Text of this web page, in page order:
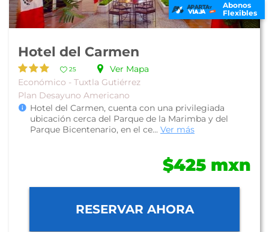
Abonos
Flexibles
Hotel del Carmen
25
Ver Mapa
Económico - Tuxtla Gutiérrez
Plan Desayuno Americano
Hotel del Carmen, cuenta con una privilegiada
ubicación cerca del Parque de la Marimba y del
Parque Bicentenario, en el ce... Ver más
$425 mxn
RESERVAR AHORA